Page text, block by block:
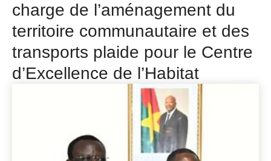
charge de l’aménagement du
territoire communautaire et des
transports plaide pour le Centre
d’Excellence de l’Habitat